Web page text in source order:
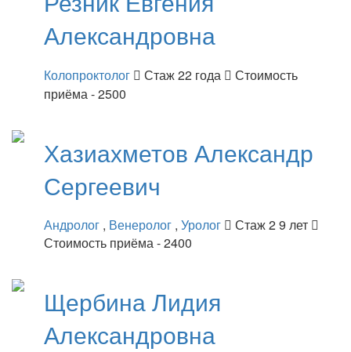
Александровна
Колопроктолог Стаж 22 года
Стоимость
приёма - 2500
Хазиахметов Александр
Сергеевич
Андролог , Венеролог , Уролог
Стаж 2 9 лет
Стоимость приёма - 2400
ЩербинаЛидия
Александровна